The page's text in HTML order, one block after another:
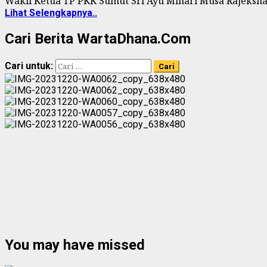
Lihat Selengkapnya..
Cari Berita WartaDhana.Com
Cari untuk:
You may have missed